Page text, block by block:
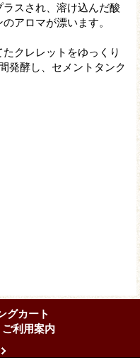
スされ、溶け込んだ酸
アロマが漂います。
クレレットをゆっくり
発酵し、セメントタンク
グカート
ご利用案内